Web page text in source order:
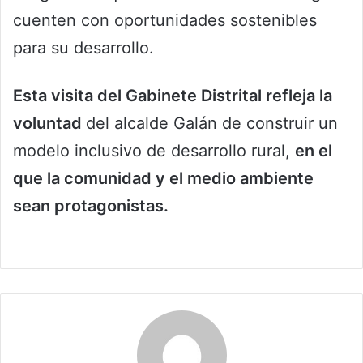
cuenten con oportunidades sostenibles
para su desarrollo.
Esta visita del Gabinete Distrital refleja la
voluntad del alcalde Galán de construir un
modelo inclusivo de desarrollo rural, en el
que la comunidad y el medio ambiente
sean protagonistas.